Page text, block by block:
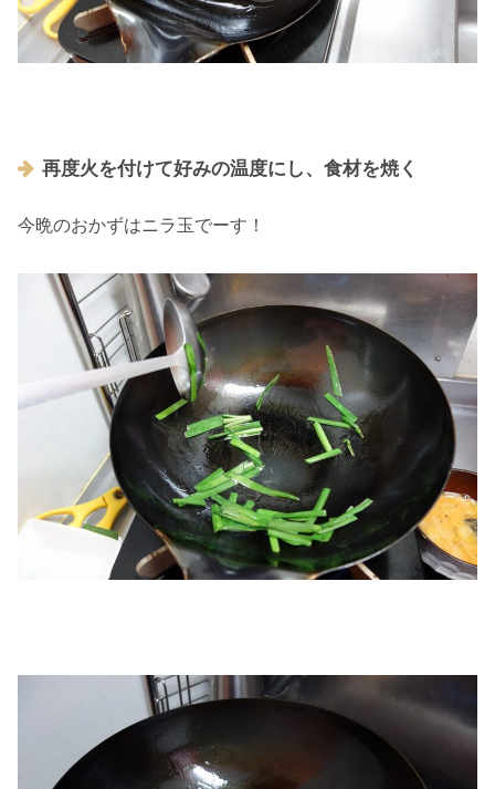
再度火を付けて好みの温度にし、食材を焼く
今晩のおかずはニラ玉でーす！